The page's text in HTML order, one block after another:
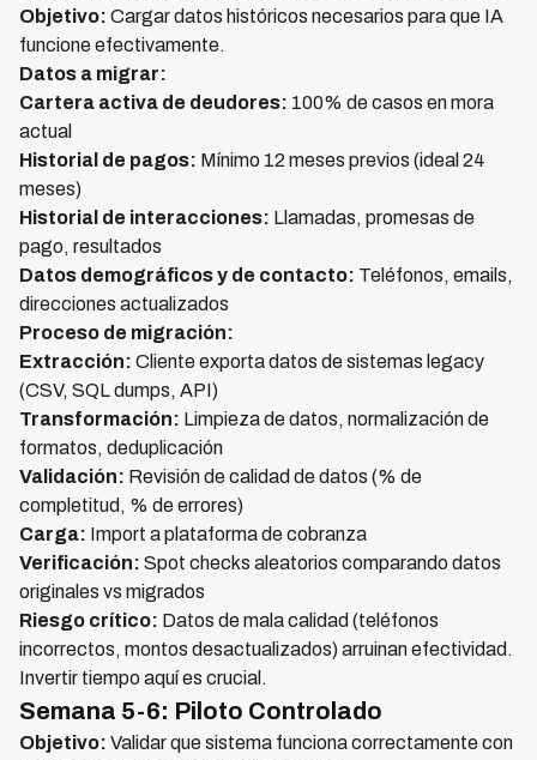
Objetivo: Cargar datos históricos necesarios para que IA
funcione efectivamente.
Datos a migrar:
Cartera activa de deudores: 100% de casos en mora
actual
Historial de pagos: Mínimo 12 meses previos (ideal 24
meses)
Historial de interacciones: Llamadas, promesas de
pago, resultados
Datos demográficos y de contacto: Teléfonos, emails,
direcciones actualizados
Proceso de migración:
Extracción: Cliente exporta datos de sistemas legacy
(CSV, SQL dumps, API)
Transformación: Limpieza de datos, normalización de
formatos, deduplicación
Validación: Revisión de calidad de datos (% de
completitud, % de errores)
Carga: Import a plataforma de cobranza
Verificación: Spot checks aleatorios comparando datos
originales vs migrados
Riesgo crítico: Datos de mala calidad (teléfonos
incorrectos, montos desactualizados) arruinan efectividad.
Invertir tiempo aquí es crucial.
Semana 5-6: Piloto Controlado
Objetivo: Validar que sistema funciona correctamente con